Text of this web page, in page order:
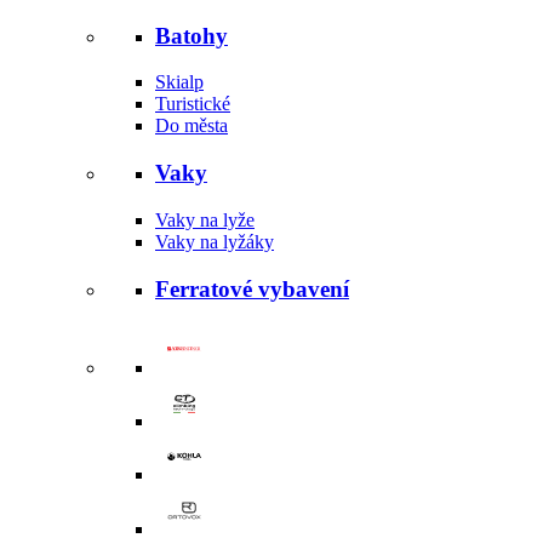
Batohy
Skialp
Turistické
Do města
Vaky
Vaky na lyže
Vaky na lyžáky
Ferratové vybavení